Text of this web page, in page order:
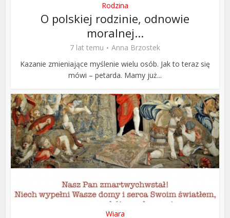
Rodzina
O polskiej rodzinie, odnowie
moralnej...
7 lat temu
Anna Brzostek
Kazanie zmieniające myślenie wielu osób. Jak to teraz się
mówi – petarda. Mamy już...
Wiara